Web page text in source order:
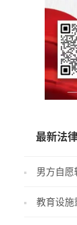
最新法
男方自愿
转账记录可
教育设施